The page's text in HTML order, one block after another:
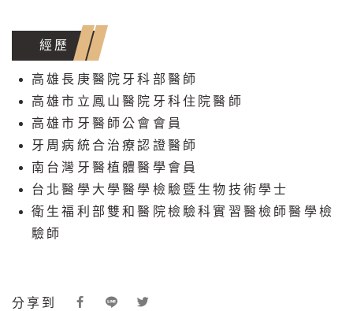
經歷
高雄長庚醫院牙科部醫師
高雄市立鳳山醫院牙科住院醫師
高雄市牙醫師公會會員
牙周病統合治療認證醫師
南台灣牙醫植體醫學會員
台北醫學大學醫學檢驗暨生物技術學士
衛生福利部雙和醫院檢驗科實習醫檢師醫學檢
驗師
分享到